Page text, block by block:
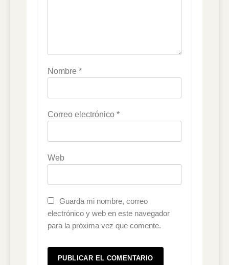
Nombre *
Correo electrónico *
Web
Guarda mi nombre, correo
electrónico y web en este navegador
para la próxima vez que comente.